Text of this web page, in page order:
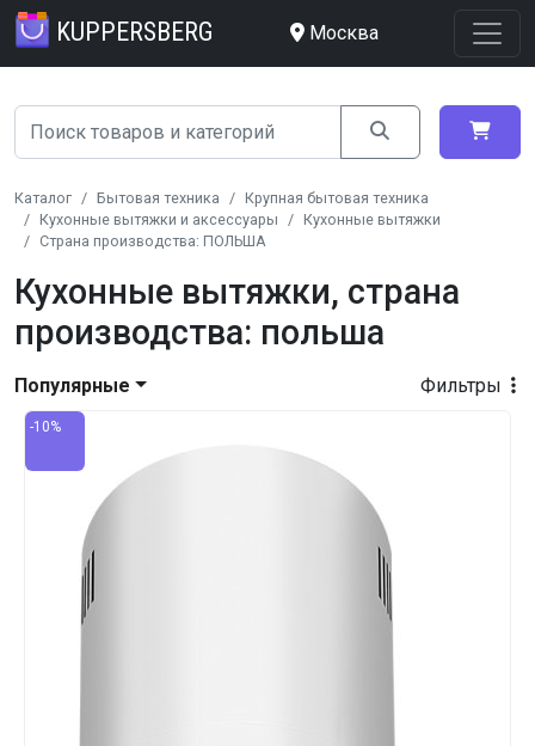
KUPPERSBERG Москва
Каталог Бытовая техника
Крупная бытовая техника
Кухонные вытяжки и аксессуары
Кухонные вытяжки
Страна производства: ПОЛЬША
Кухонные вытяжки, страна
производства: польша
Фильтры
Популярные
-10%